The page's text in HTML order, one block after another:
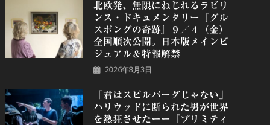
北欧発、無限にねじれるラビリ
ンス・ドキュメンタリー『グル
スポングの奇跡』９／４（金）
全国順次公開。日本版メインビ
ジュアル＆特報解禁
2026年8月3日
「君はスピルバーグじゃない」
ハリウッドに断られた男が世界
を熱狂させたーー『プリミティ